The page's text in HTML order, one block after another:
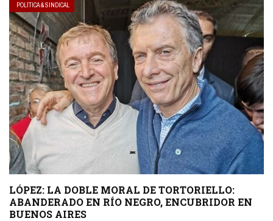
POLÍTICA & SINDICAL
LÓPEZ: LA DOBLE MORAL DE TORTORIELLO:
ABANDERADO EN RÍO NEGRO, ENCUBRIDOR EN
BUENOS AIRES